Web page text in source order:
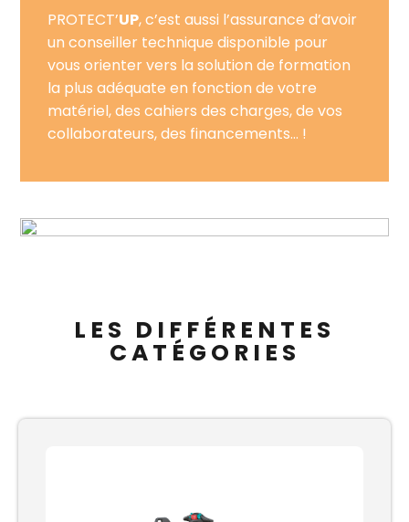
PROTECT’UP, c’est aussi l’assurance d’avoir
un conseiller technique disponible pour
vous orienter vers la solution de formation
la plus adéquate en fonction de votre
matériel, des cahiers des charges, de vos
collaborateurs, des financements… !
LES DIFFÉRENTES
CATÉGORIES